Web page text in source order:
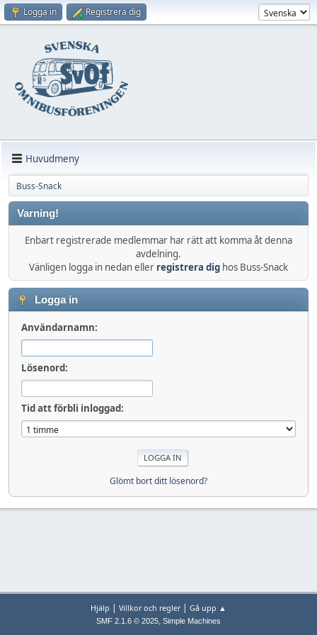
Logga in Registrera dig
Huvudmeny
Buss-Snack
Varning!
Enbart registrerade medlemmar har rätt att komma åt denna
avdelning.
Vänligen logga in nedan eller registrera dig hos Buss-Snack
Logga in
Användarnamn:
Lösenord:
Tid att förbli inloggad:
Glömt bort ditt lösenord?
Hjälp | Villkor och regler| Gå upp ▲
SMF 2.1.6 © 2025, Simple Machines